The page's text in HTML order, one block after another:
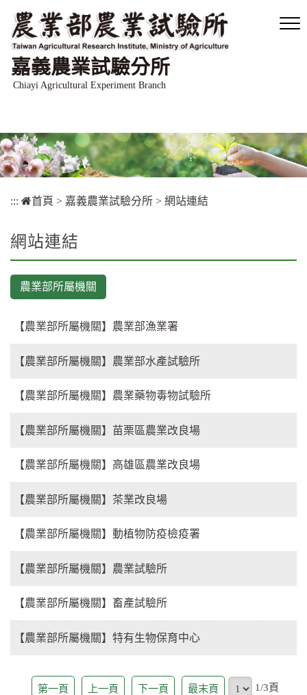
嘉義農業試驗分所
Chiayi Agricultural Experiment Branch
::: 首頁 > 嘉義農業試驗分所 > 網站連結
網站連結
農業部所屬機關
【農業部所屬機關】農業部漁業署
【農業部所屬機關】農業部水產試驗所
【農業部所屬機關】農業藥物毒物試驗所
【農業部所屬機關】苗栗區農業改良場
【農業部所屬機關】高雄區農業改良場
【農業部所屬機關】茶業改良場
【農業部所屬機關】動植物防疫檢疫署
【農業部所屬機關】農業試驗所
【農業部所屬機關】畜產試驗所
【農業部所屬機關】特有生物保育中心
第一頁 上一頁 下一頁 最末頁 頁
1/3頁